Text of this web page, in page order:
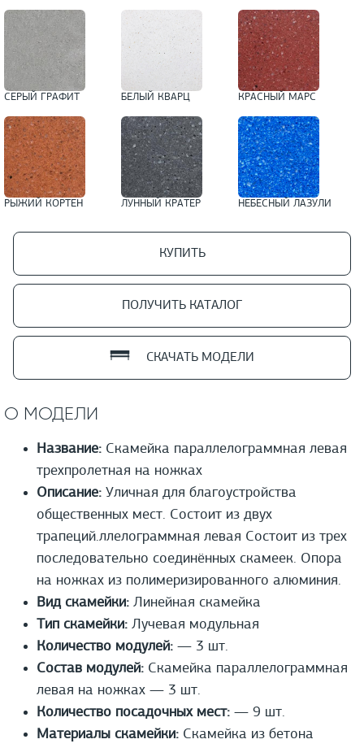
СЕРЫЙ ГРАФИТ БЕЛЫЙ КВАРЦ КРАСНЫЙ МАРС
РЫЖИЙ КОРТЕН ЛУННЫЙ КРАТЕР НЕБЕСНЫЙ ЛАЗУЛИ
КУПИТЬ
ПОЛУЧИТЬ КАТАЛОГ
СКАЧАТЬ МОДЕЛИ
О МОДЕЛИ
Название: Скамейка параллелограммная левая
трехпролетная на ножках
Описание: Уличная для благоустройства
общественных мест. Состоит из двух
трапеций.ллелограммная левая Состоит из трех
последовательно соединённых скамеек. Опора
на ножках из полимеризированного алюминия.
Вид скамейки: Линейная скамейка
Тип скамейки: Лучевая модульная
Количество модулей: — 3 шт.
Состав модулей: Скамейка параллелограммная
левая на ножках — 3 шт.
Количество посадочных мест: — 9 шт.
Материалы скамейки: Скамейка из бетона